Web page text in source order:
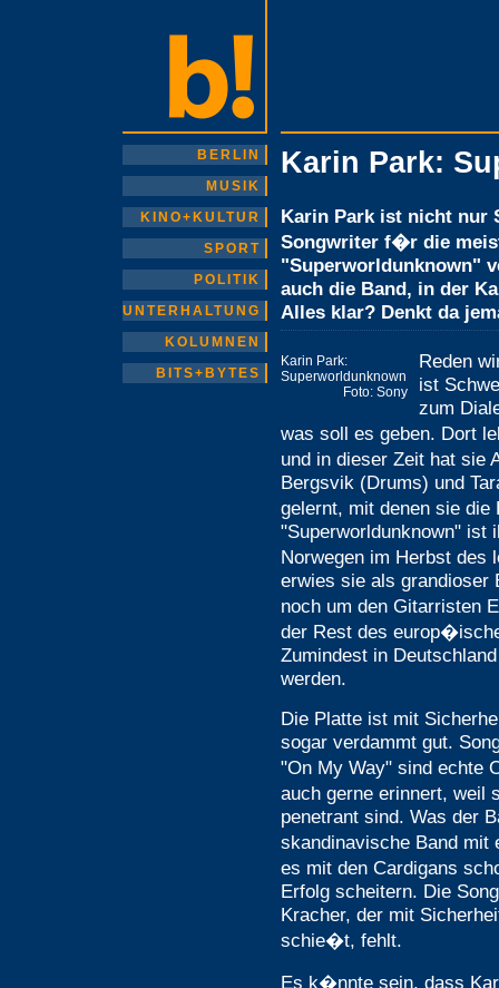
BERLIN
MUSIK
KINO+KULTUR
SPORT
POLITIK
UNTERHALTUNG
KOLUMNEN
BITS+BYTES
Karin Park:
Karin Park ist nicht
Songwriter f�r die
"Superworldunknown"
auch die Band, in der
Alles klar? Denkt da
Karin Park:
Superworldunknown
Foto: Sony
Reden
ist
zum
was soll es geben. Dort
und in dieser Zeit hat
Bergsvik (Drums) und
gelernt, mit denen sie
"Superworldunknown" ist
Norwegen im Herbst
erwies sie als grandioser
noch um den Gitarristen
der Rest des
Zumindest in
werden.
Die Platte ist mit
sogar verdammt gut.
"On My Way" sind
auch gerne erinnert, weil
penetrant sind. Was der
skandinavische Band
es mit den Cardigans
Erfolg scheitern. Die
Kracher, der mit
schie�t, fehlt.
Es k�nnte sein, dass